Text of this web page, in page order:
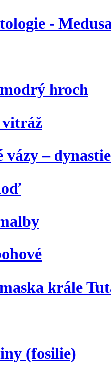
-
hroch
vázy –
krále
(fosilie)